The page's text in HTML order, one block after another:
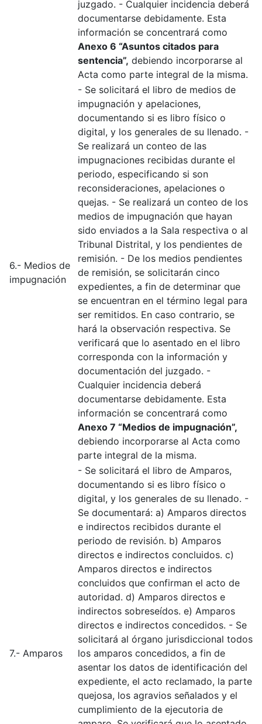
juzgado. - Cualquier incidencia deberá
documentarse debidamente. Esta
información se concentrará como
Anexo 6 “Asuntos citados para
sentencia”, debiendo incorporarse al
Acta como parte integral de la misma.
6.- Medios de
impugnación
- Se solicitará el libro de medios de
impugnación y apelaciones,
documentando si es libro físico o
digital, y los generales de su llenado. -
Se realizará un conteo de las
impugnaciones recibidas durante el
periodo, especificando si son
reconsideraciones, apelaciones o
quejas. - Se realizará un conteo de los
medios de impugnación que hayan
sido enviados a la Sala respectiva o al
Tribunal Distrital, y los pendientes de
remisión. - De los medios pendientes
de remisión, se solicitarán cinco
expedientes, a fin de determinar que
se encuentran en el término legal para
ser remitidos. En caso contrario, se
hará la observación respectiva. Se
verificará que lo asentado en el libro
corresponda con la información y
documentación del juzgado. -
Cualquier incidencia deberá
documentarse debidamente. Esta
información se concentrará como
Anexo 7 “Medios de impugnación”,
debiendo incorporarse al Acta como
parte integral de la misma.
7.- Amparos
- Se solicitará el libro de Amparos,
documentando si es libro físico o
digital, y los generales de su llenado. -
Se documentará: a) Amparos directos
e indirectos recibidos durante el
periodo de revisión. b) Amparos
directos e indirectos concluidos. c)
Amparos directos e indirectos
concluidos que confirman el acto de
autoridad. d) Amparos directos e
indirectos sobreseídos. e) Amparos
directos e indirectos concedidos. - Se
solicitará al órgano jurisdiccional todos
los amparos concedidos, a fin de
asentar los datos de identificación del
expediente, el acto reclamado, la parte
quejosa, los agravios señalados y el
cumplimiento de la ejecutoria de